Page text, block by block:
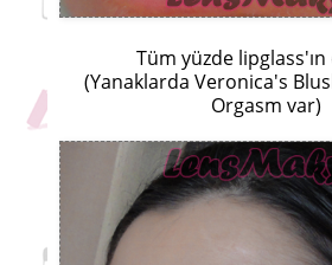
Tüm yüzde
(Yanaklarda Veronica's
Orgasm var)